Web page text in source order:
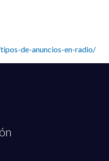
de-anuncios-en-radio/